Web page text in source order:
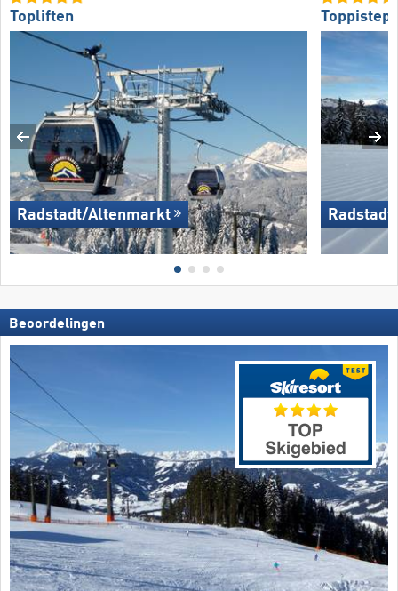
Topliften
Radstadt/​Altenmarkt
Beoordelingen